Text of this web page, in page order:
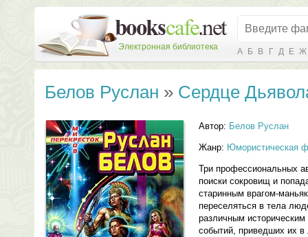
Электронная библиотека А Б В Г Д Е Ж
Белов Руслан » Сердце
Автор: Белов Руслан
Жанр: Юмористическая
Три профессиональных
поиски сокровищ и
старинным врагом-
переселяться в тела
различным
событий, приведших их в